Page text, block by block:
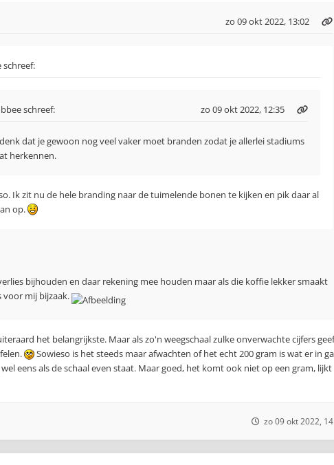
zo 09 okt 2022, 13:02
schreef:
schreef: zo 09 okt 2022, 12:35
dat je gewoon nog veel vaker moet branden zodat je allerlei stadiums
herkennen.
Ik zit nu de hele branding naar de tuimelende bonen te kijken en pik daar al
op.
bijhouden en daar rekening mee houden maar als die koffie lekker smaakt
voor mij bijzaak.
het belangrijkste. Maar als zo'n weegschaal zulke onverwachte cijfers
Sowieso is het steeds maar afwachten of het echt 200 gram is wat er in
eens als de schaal even staat. Maar goed, het komt ook niet op een gram, lijkt
zo 09 okt 2022,